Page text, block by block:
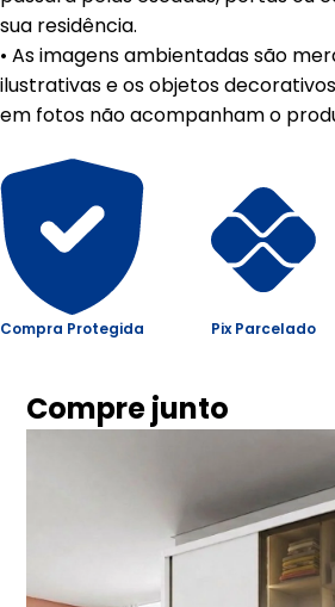
sua residência.
• As imagens ambientadas são
ilustrativas e os objetos
em fotos não acompanham o
Compra Protegida Pix Parcelado
Compre junto